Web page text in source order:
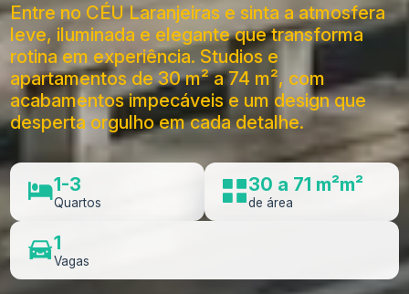
Entre no CÉU Laranjeiras e sinta a atmosfera
leve, iluminada e elegante que transforma
rotina em experiência. Studios e
apartamentos de 30 m² a 74 m², com
acabamentos impecáveis e um design que
desperta orgulho em cada detalhe.
1-3
Quartos
30 a 71 m²m²
de área
1
Vagas